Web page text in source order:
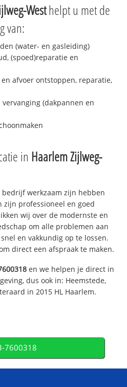
Westhelpt u met de
van:
(water- en gasleiding)
(spoed)reparatie en
afvoer ontstoppen, reparatie,
(dakpannen en
in Haarlem Zijlweg-
werkzaam zijn hebben
zijn professioneel en goed
wij over de modernste en
om alle problemen aan
en vakkundig op te lossen.
direct een afspraak te maken.
en we helpen je direct in
dus ook in: Heemstede,
in 2015 HL Haarlem.
7600318